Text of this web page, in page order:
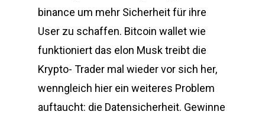
binance um mehr Sicherheit für ihre
User zu schaffen. Bitcoin wallet wie
funktioniert das elon Musk treibt die
Krypto- Trader mal wieder vor sich her,
wenngleich hier ein weiteres Problem
auftaucht: die Datensicherheit. Gewinne